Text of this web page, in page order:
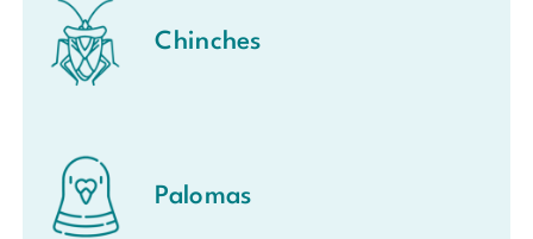
Chinches
Palomas